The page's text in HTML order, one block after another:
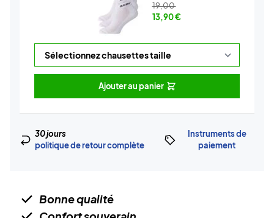
19,00
13,90€
Ajouter au panier
30 jours
politique de retour complète
Instruments de
paiement
Bonne qualité